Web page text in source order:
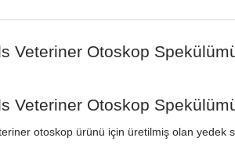
Veteriner Otoskop
Veteriner Otoskop
otoskop ürünü için üretilmiş olan yedek